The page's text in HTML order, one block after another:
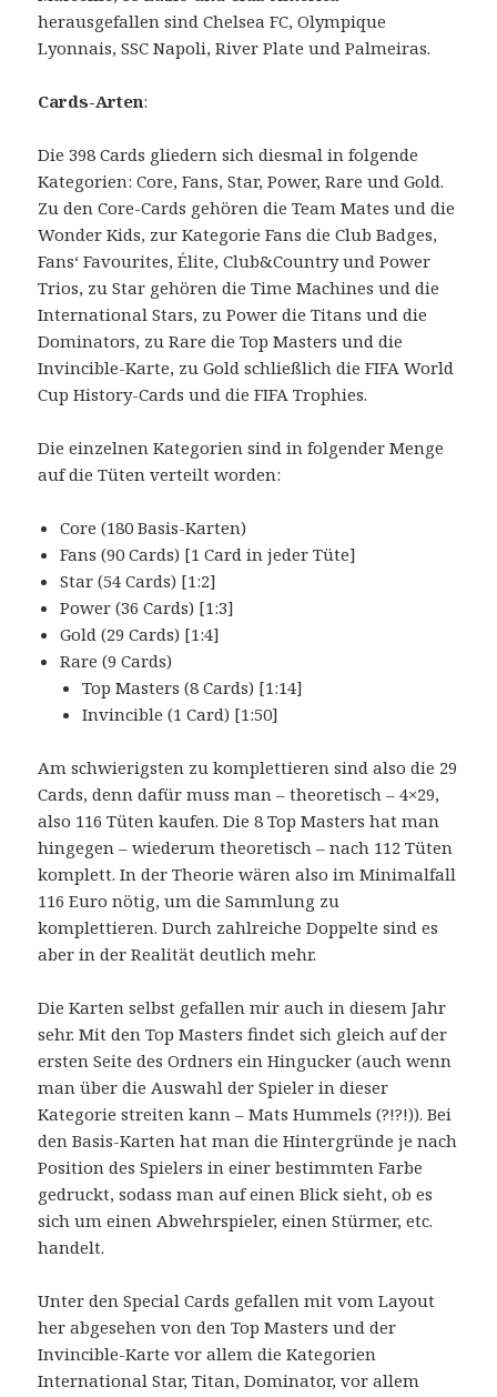
herausgefallen sind Chelsea FC, Olympique
Lyonnais, SSC Napoli, River Plate und Palmeiras.
Cards-Arten:
Die 398 Cards gliedern sich diesmal in folgende
Kategorien: Core, Fans, Star, Power, Rare und Gold.
Zu den Core-Cards gehören die Team Mates und die
Wonder Kids, zur Kategorie Fans die Club Badges,
Fans‘ Favourites, Élite, Club&Country und Power
Trios, zu Star gehören die Time Machines und die
International Stars, zu Power die Titans und die
Dominators, zu Rare die Top Masters und die
Invincible-Karte, zu Gold schließlich die FIFA World
Cup History-Cards und die FIFA Trophies.
Die einzelnen Kategorien sind in folgender Menge
auf die Tüten verteilt worden:
Core (180 Basis-Karten)
Fans (90 Cards) [1 Card in jeder Tüte]
Star (54 Cards) [1:2]
Power (36 Cards) [1:3]
Gold (29 Cards) [1:4]
Rare (9 Cards)
Top Masters (8 Cards) [1:14]
Invincible (1 Card) [1:50]
Am schwierigsten zu komplettieren sind also die 29
Cards, denn dafür muss man – theoretisch – 4×29,
also 116 Tüten kaufen. Die 8 Top Masters hat man
hingegen – wiederum theoretisch – nach 112 Tüten
komplett. In der Theorie wären also im Minimalfall
116 Euro nötig, um die Sammlung zu
komplettieren. Durch zahlreiche Doppelte sind es
aber in der Realität deutlich mehr.
Die Karten selbst gefallen mir auch in diesem Jahr
sehr. Mit den Top Masters findet sich gleich auf der
ersten Seite des Ordners ein Hingucker (auch wenn
man über die Auswahl der Spieler in dieser
Kategorie streiten kann – Mats Hummels (?!?!)). Bei
den Basis-Karten hat man die Hintergründe je nach
Position des Spielers in einer bestimmten Farbe
gedruckt, sodass man auf einen Blick sieht, ob es
sich um einen Abwehrspieler, einen Stürmer, etc.
handelt.
Unter den Special Cards gefallen mit vom Layout
her abgesehen von den Top Masters und der
Invincible-Karte vor allem die Kategorien
International Star, Titan, Dominator, vor allem